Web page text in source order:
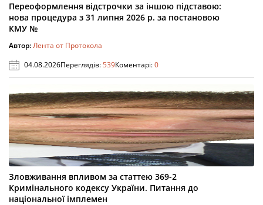
Переоформлення відстрочки за іншою підставою:
нова процедура з 31 липня 2026 р. за постановою
КМУ №
Автор:Лента от Протокола
04.08.2026Переглядів:539Коментарі:0
Зловживання впливом за статтею 369-2
Кримінального кодексу України. Питання до
національної імплемен